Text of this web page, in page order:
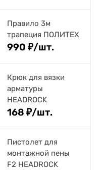
Правило 3м
трапеция ПОЛИТЕХ
990 ₽/шт.
Крюк для вязки
арматуры
HEADROCK
168 ₽/шт.
Пистолет для
монтажной пены
F2 HEADROCK